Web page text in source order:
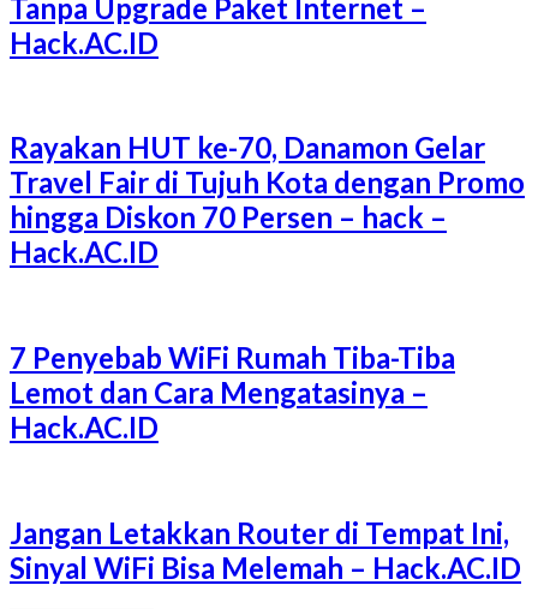
Tanpa Upgrade Paket Internet –
Hack.AC.ID
Rayakan HUT ke-70, Danamon Gelar
Travel Fair di Tujuh Kota dengan Promo
hingga Diskon 70 Persen – hack –
Hack.AC.ID
7 Penyebab WiFi Rumah Tiba-Tiba
Lemot dan Cara Mengatasinya –
Hack.AC.ID
Jangan Letakkan Router di Tempat Ini,
Sinyal WiFi Bisa Melemah – Hack.AC.ID